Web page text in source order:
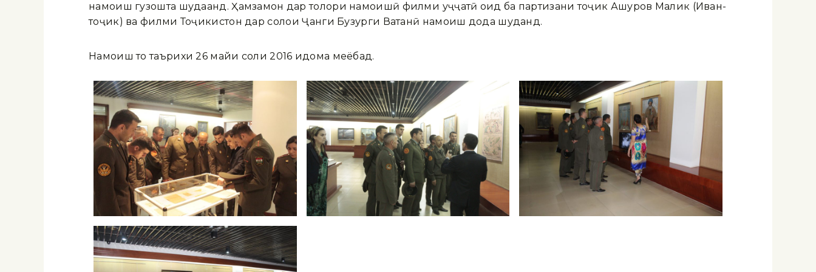
намоиш гузошта шудаанд. Ҳамзамон дар толори намоишӣ филми ҳуҷҷатӣ оид ба партизани тоҷик Ашуров Малик (Иван-
тоҷик) ва филми Тоҷикистон дар солҳои Ҷанги Бузурги Ватанӣ намоиш дода шуданд.
Намоиш то таърихи 26 майи соли 2016 идома меёбад.